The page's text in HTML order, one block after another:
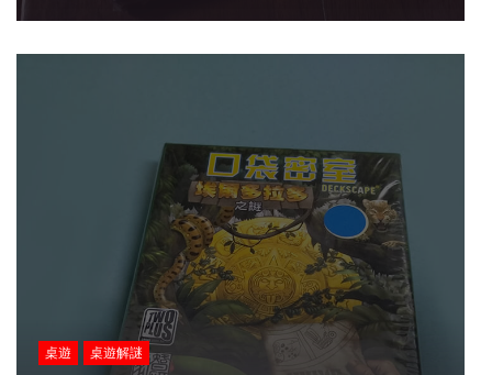
桌遊 桌遊解謎